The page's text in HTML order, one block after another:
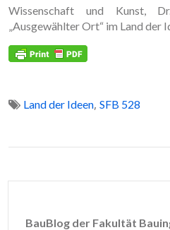
Wissenschaft und Kunst,
„Ausgewählter Ort“ im Land der
Land der Ideen, SFB 528
BauBlog der Fakultät